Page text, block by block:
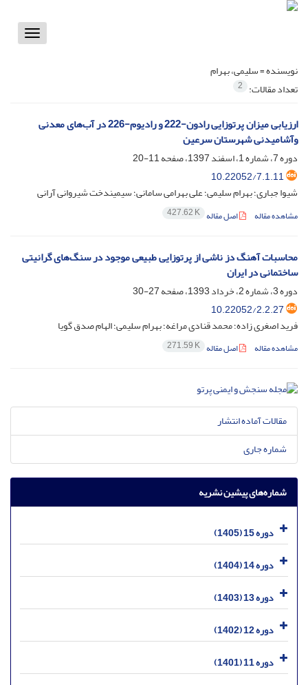
Toggle
نویسنده =سلیمی، بهرام
تعداد مقالات: 2
ارزیابی میزان پرتوزایی رادون-222 و رادیوم-226 در آب‌های معدنی
وآشامیدنی شهرستان سرعین
دوره 7، شماره 1، اسفند 1397، صفحه
11-20
10.22052/7.1.11
شیوا جباری؛ بهرام سلیمی؛ علی بهرامی سامانی؛ سیمیندخت شیروانی آرانی
مشاهده مقاله اصل مقاله 427.62 K
محاسبات آهنگ دز ناشی از پرتوزایی طبیعی موجود در سنگ‌های گرانیتی
ساختمانی در ایران
دوره 3، شماره 2، خرداد 1393، صفحه
27-30
10.22052/2.2.27
فرید اصغری زاده؛ محمد قنادی مراغه؛ بهرام سلیمی؛ الهام صدق گویا
مشاهده مقاله اصل مقاله 271.59 K
مقالات آماده انتشار
شماره جاری
شماره‌های پیشین نشریه
دوره 15 (1405)
دوره 14 (1404)
دوره 13 (1403)
دوره 12 (1402)
دوره 11 (1401)